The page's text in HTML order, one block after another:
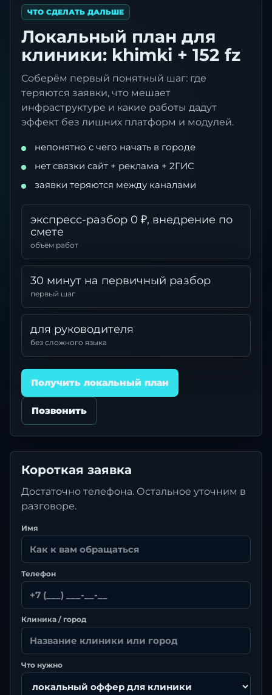
ЧТО СДЕЛАТЬ ДАЛЬШЕ
Локальный план для
клиники: khimki + 152 fz
Соберём первый понятный шаг: где
теряются заявки, что мешает
инфраструктуре и какие работы дадут
эффект без лишних платформ и модулей.
непонятно с чего начать в городе
нет связки сайт + реклама + 2ГИС
заявки теряются между каналами
экспресс-разбор 0 ₽, внедрение по
смете
объём работ
30 минут на первичный разбор
первый шаг
для руководителя
без сложного языка
Получить локальный план
Позвонить
Короткая заявка
Достаточно телефона. Остальное уточним в
разговоре.
Имя
Телефон
Клиника / город
Что нужно